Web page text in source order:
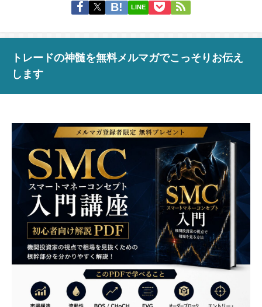
LINE
トレードの神髄を無料メルマガでこっそりお伝え
します